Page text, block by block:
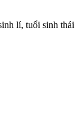
lí, tuổi sinh thái